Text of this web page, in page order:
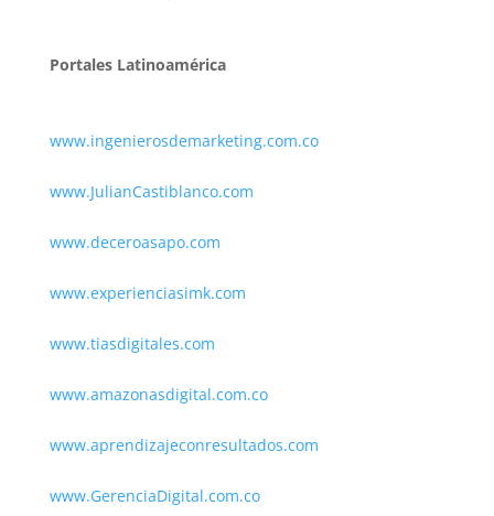
Portales Latinoamérica
www.ingenierosdemarketing.com.co
www.JulianCastiblanco.com
www.deceroasapo.com
www.experienciasimk.com
www.tiasdigitales.com
www.amazonasdigital.com.co
www.aprendizajeconresultados.com
www.GerenciaDigital.com.co